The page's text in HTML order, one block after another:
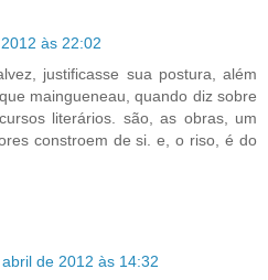
às 22:02
justificasse sua postura, além
maingueneau, quando diz sobre
literários. são, as obras, um
constroem de si. e, o riso, é do
de 2012 às 14:32